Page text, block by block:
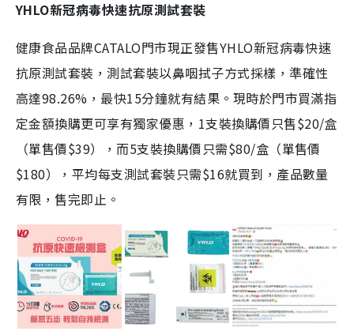
YHLO新冠病毒快速抗原測試套裝
健康食品品牌CATALO門市現正發售YHLO新冠病毒快速
抗原測試套裝，測試套裝以鼻咽拭子方式採樣，準確性
高達98.26%，最快15分鐘就有結果。現時於門市買滿指
定金額換購更可享有獨家優惠，1支裝換購價只售$20/盒
（單售價$39），而5支裝換購價只需$80/盒（單售價
$180），平均每支測試套裝只需$16就買到，產品數量
有限，售完即止。